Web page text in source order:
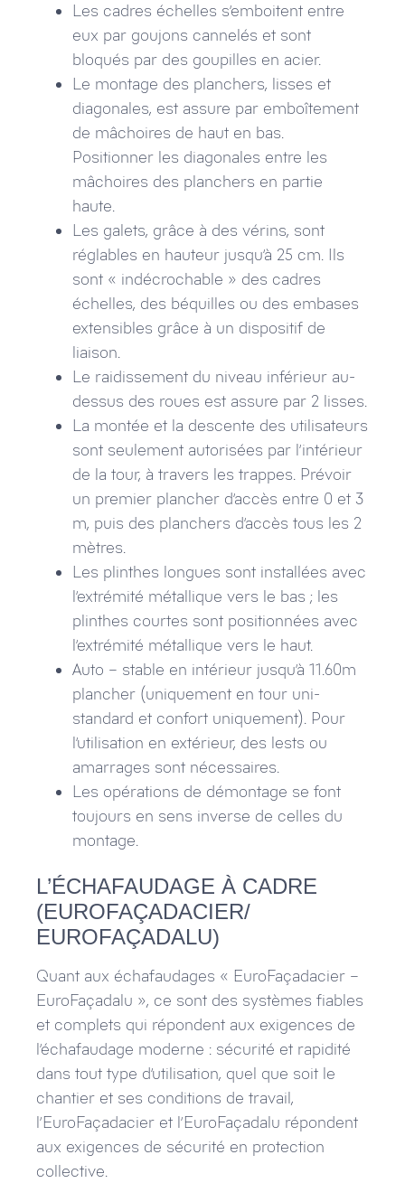
Les cadres échelles s’emboitent entre
eux par goujons cannelés et sont
bloqués par des goupilles en acier.
Le montage des planchers, lisses et
diagonales, est assure par emboîtement
de mâchoires de haut en bas.
Positionner les diagonales entre les
mâchoires des planchers en partie
haute.
Les galets, grâce à des vérins, sont
réglables en hauteur jusqu’à 25 cm. Ils
sont « indécrochable » des cadres
échelles, des béquilles ou des embases
extensibles grâce à un dispositif de
liaison.
Le raidissement du niveau inférieur au-
dessus des roues est assure par 2 lisses.
La montée et la descente des utilisateurs
sont seulement autorisées par l’intérieur
de la tour, à travers les trappes. Prévoir
un premier plancher d’accès entre 0 et 3
m, puis des planchers d’accès tous les 2
mètres.
Les plinthes longues sont installées avec
l’extrémité métallique vers le bas ; les
plinthes courtes sont positionnées avec
l’extrémité métallique vers le haut.
Auto – stable en intérieur jusqu’à 11.60m
plancher (uniquement en tour uni-
standard et confort uniquement). Pour
l’utilisation en extérieur, des lests ou
amarrages sont nécessaires.
Les opérations de démontage se font
toujours en sens inverse de celles du
montage.
L’ÉCHAFAUDAGE À CADRE
(EUROFAÇADACIER/
EUROFAÇADALU)
Quant aux échafaudages « EuroFaçadacier –
EuroFaçadalu », ce sont des systèmes fiables
et complets qui répondent aux exigences de
l’échafaudage moderne : sécurité et rapidité
dans tout type d’utilisation, quel que soit le
chantier et ses conditions de travail,
l’EuroFaçadacier et l’EuroFaçadalu répondent
aux exigences de sécurité en protection
collective.